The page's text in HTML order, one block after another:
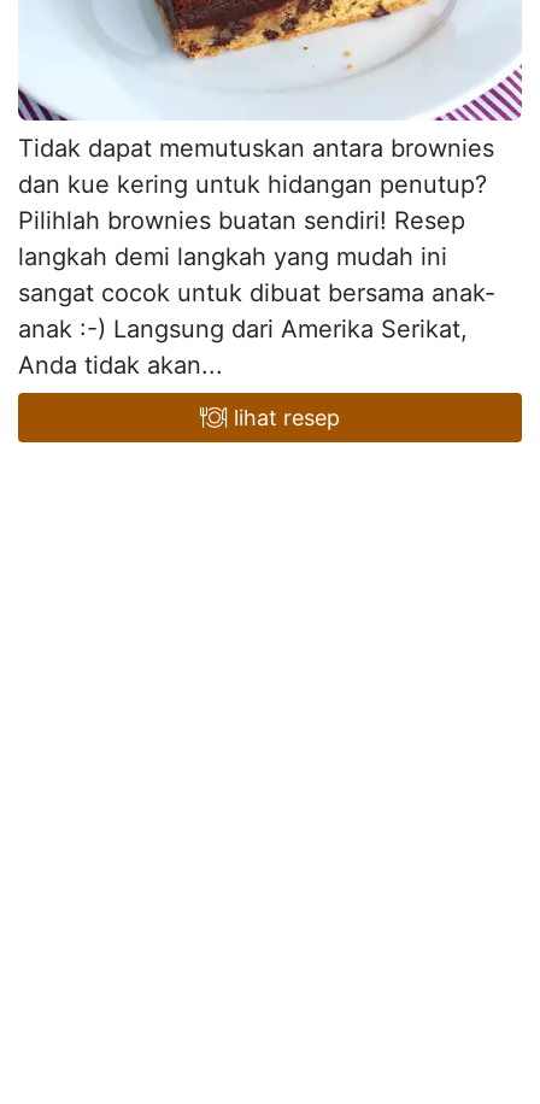
Tidak dapat memutuskan antara brownies
dan kue kering untuk hidangan penutup?
Pilihlah brownies buatan sendiri! Resep
langkah demi langkah yang mudah ini
sangat cocok untuk dibuat bersama anak-
anak :-) Langsung dari Amerika Serikat,
Anda tidak akan...
lihat resep